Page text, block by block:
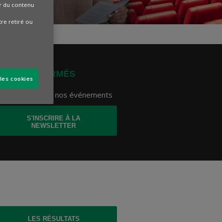
INFORMÉS
ratez aucun de nos événements
S'INSCRIRE À LA
NEWSLETTER
LES RÉSULTATS
(CE LIEN S'OUVRE DANS UN NOUVEL ONGLET)
du contenu
retiré ou
cookies